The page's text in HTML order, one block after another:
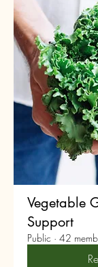
Vegetable
Support
Public · 42